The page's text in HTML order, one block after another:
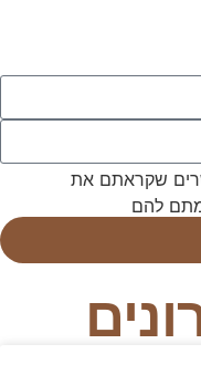
שקראתם את
להם